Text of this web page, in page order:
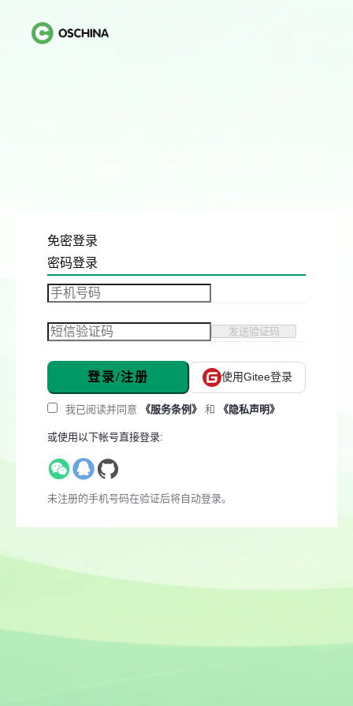
免密登录
密码登录
发送验证码
登录/注册 使用Gitee登录
我已阅读并同意 《服务条例》 和 《隐私声明》
或使用以下帐号直接登录:
未注册的手机号码在验证后将自动登录。